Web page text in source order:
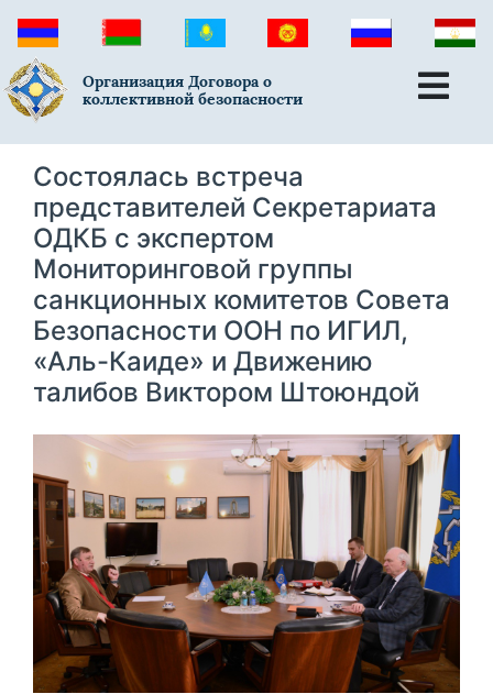
Организация Договора о
коллективной безопасности
Состоялась встреча
представителей Секретариата
ОДКБ с экспертом
Мониторинговой группы
санкционных комитетов Совета
Безопасности ООН по ИГИЛ,
«Аль-Каиде» и Движению
талибов Виктором Штоюндой